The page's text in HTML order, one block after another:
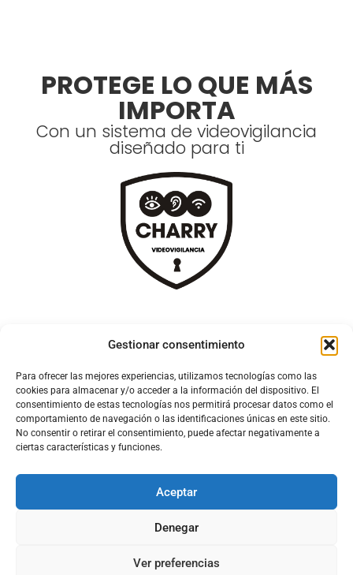
Gestionar consentimiento
Para ofrecer las mejores experiencias, utilizamos tecnologías como las
cookies para almacenar y/o acceder a la información del dispositivo. El
consentimiento de estas tecnologías nos permitirá procesar datos como el
comportamiento de navegación o las identificaciones únicas en este sitio.
No consentir o retirar el consentimiento, puede afectar negativamente a
ciertas características y funciones.
Aceptar
Denegar
Ver preferencias
PROTEGE LO QUE MÁS
IMPORTA
Con un sistema de videovigilancia
diseñado para ti